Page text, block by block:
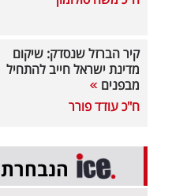
קיר הברזל שנסדק: שיקום
מדינת ישראל חייב להתחיל
מבפנים
ח"כ עודד פורר
הנבחרת